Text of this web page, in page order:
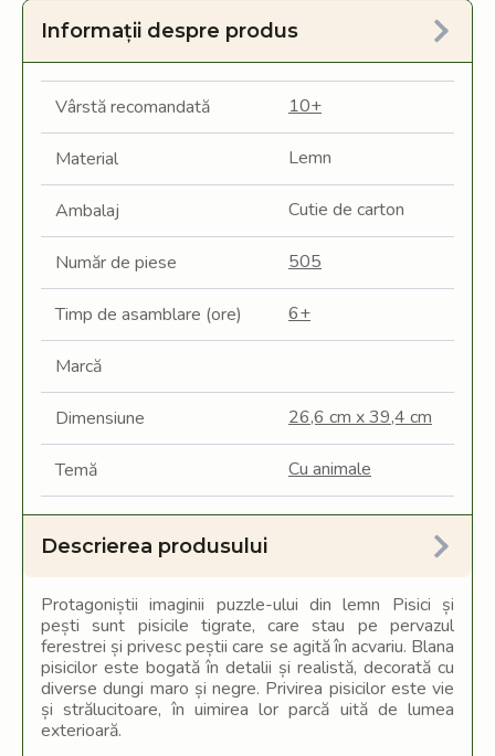
Informații despre produs
Vârstă recomandată 10+
Material Lemn
Ambalaj Cutie de carton
Număr de piese 505
Timp de asamblare (ore) 6+
Marcă
Dimensiune 26,6 cm x 39,4 cm
Temă Cu animale
Descrierea produsului
Protagoniștii imaginii puzzle-ului din lemn Pisici și
pești sunt pisicile tigrate, care stau pe pervazul
ferestrei și privesc peștii care se agită în acvariu. Blana
pisicilor este bogată în detalii și realistă, decorată cu
diverse dungi maro și negre. Privirea pisicilor este vie
și strălucitoare, în uimirea lor parcă uită de lumea
exterioară.